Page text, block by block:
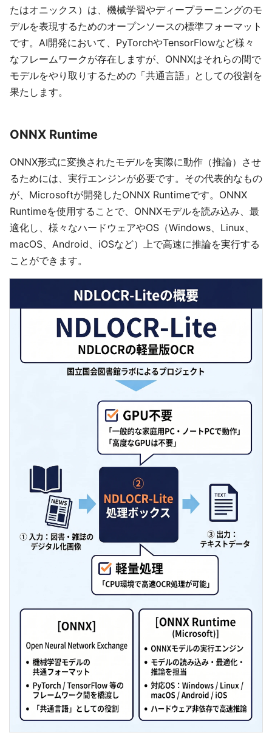
たはオニックス）は、機械学習やディープラーニングのモ
デルを表現するためのオープンソースの標準フォーマット
です。AI開発において、PyTorchやTensorFlowなど様々
なフレームワークが存在しますが、ONNXはそれらの間で
モデルをやり取りするための「共通言語」としての役割を
果たします。
ONNX Runtime
ONNX形式に変換されたモデルを実際に動作（推論）させ
るためには、実行エンジンが必要です。その代表的なもの
が、Microsoftが開発したONNX Runtimeです。ONNX
Runtimeを使用することで、ONNXモデルを読み込み、最
適化し、様々なハードウェアやOS（Windows、Linux、
macOS、Android、iOSなど）上で高速に推論を実行する
ことができます。